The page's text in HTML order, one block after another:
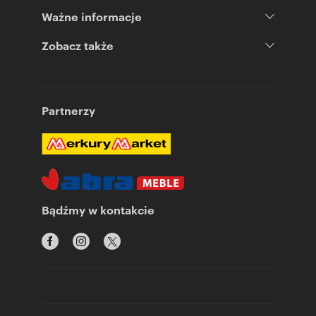
Ważne informacje
Zobacz także
Partnerzy
Bądźmy w kontakcie